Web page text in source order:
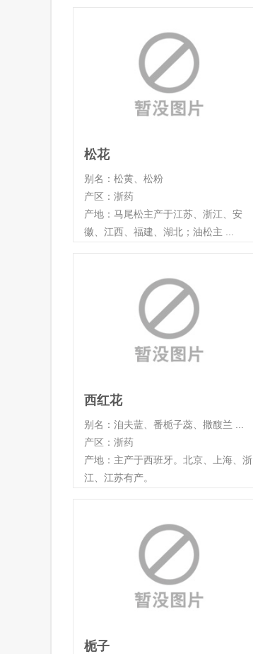
松花
别名：松黄、松粉
产区：浙药
产地：马尾松主产于江苏、浙江、安
徽、江西、福建、湖北；油松主 ...
西红花
别名：洎夫蓝、番栀子蕊、撒馥兰 ...
产区：浙药
产地：主产于西班牙。北京、上海、浙
江、江苏有产。
栀子